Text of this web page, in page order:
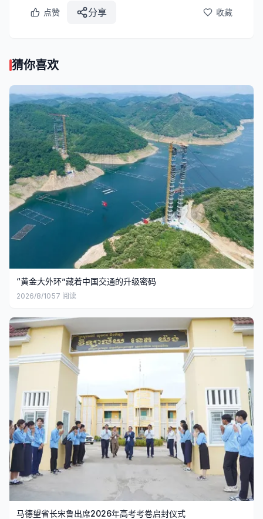
点赞 分享 收藏
猜你喜欢
“黄金大外环”藏着中国交通的升级密码
2026/8/1057 阅读
马德望省长宋鲁出席2026年高考考卷启封仪式